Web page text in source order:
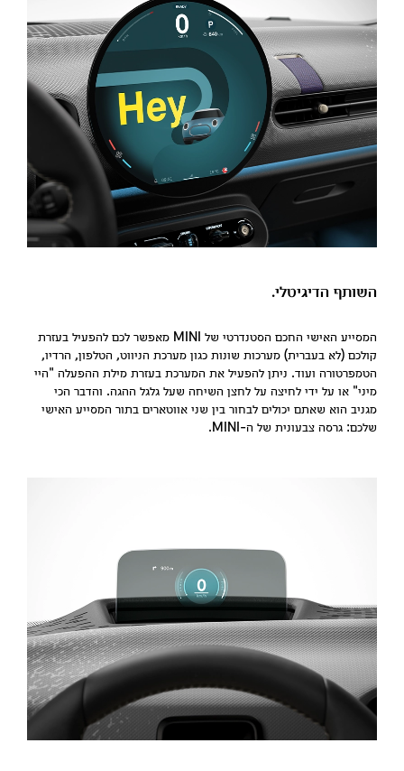
השותף הדיגיטלי.
המסייע האישי החכם הסטנדרטי של MINI מאפשר לכם להפעיל בעזרת
קולכם (לא בעברית) מערכות שונות כגון מערכת הניווט, הטלפון, הרדיו,
הטמפרטורה ועוד. ניתן להפעיל את המערכת בעזרת מילת ההפעלה "היי
מיני" או על ידי לחיצה על לחצן השיחה שעל גלגל ההגה. והדבר הכי
מגניב הוא שאתם יכולים לבחור בין שני אווטארים בתור המסייע האישי
שלכם: גרסה צבעונית של ה-MINI.